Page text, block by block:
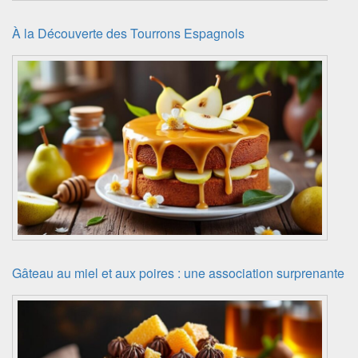
À la Découverte des Tourrons Espagnols
Gâteau au miel et aux poires : une association surprenante